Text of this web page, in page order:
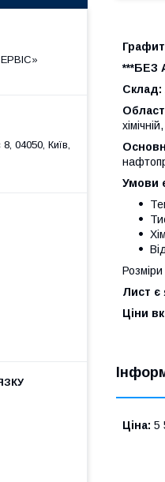
***БЕЗ
Склад:
Умови
Лист є
Ціни
Ціна: 5
04050, Київ,